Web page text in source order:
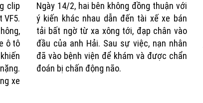
clip
VF5.
ô tô
xe
Ngày 14/2, hai bên không đồng thuận với
ý kiến khác nhau dẫn đến tài xế xe bán
tải bất ngờ từ xa xông tới, đạp chân vào
đầu của anh Hải. Sau sự việc, nạn nhân
đã vào bệnh viện để khám và được chẩn
đoán bị chấn động não.